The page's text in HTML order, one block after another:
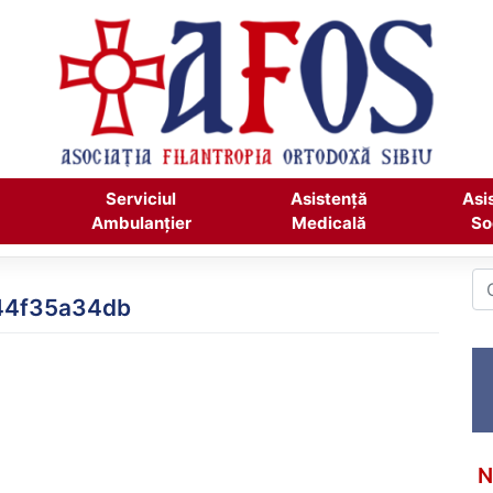
Serviciul
Ambulanțier
Asistență
Medicală